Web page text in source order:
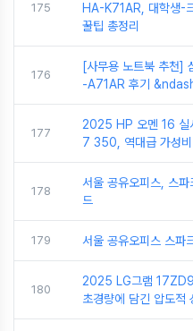
175
HA-K71AR, 대학생-
꿀팁 총정리
176
[사무용 노트북 추천
-A71AR 후기
177
2025 HP 오멘 16 실
7 350, 역대급 가성비
178
서울 공유오피스, 스파
드
179 서울 공유오피스 스파
180
2025 LG그램
초경량에 담긴 압도적